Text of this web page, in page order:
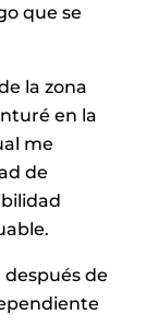
que se
la zona
en la
me
de
de